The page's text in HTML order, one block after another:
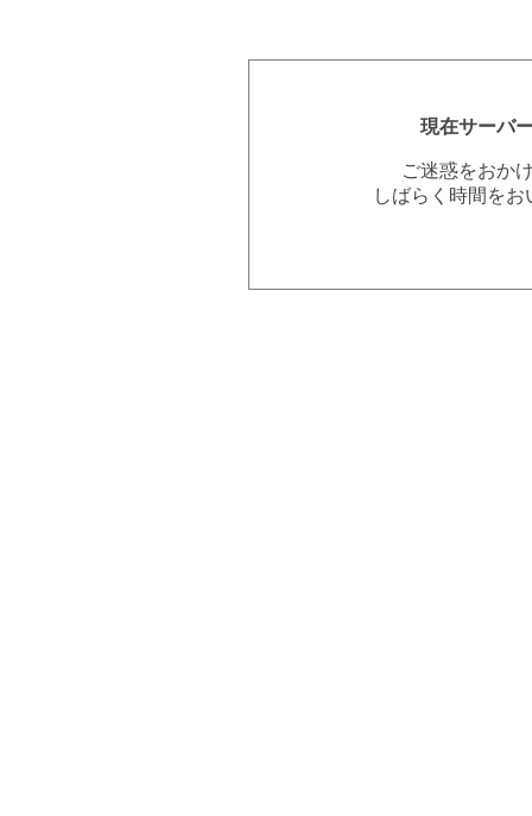
現在サーバ
ご迷惑をおか
しばらく時間を